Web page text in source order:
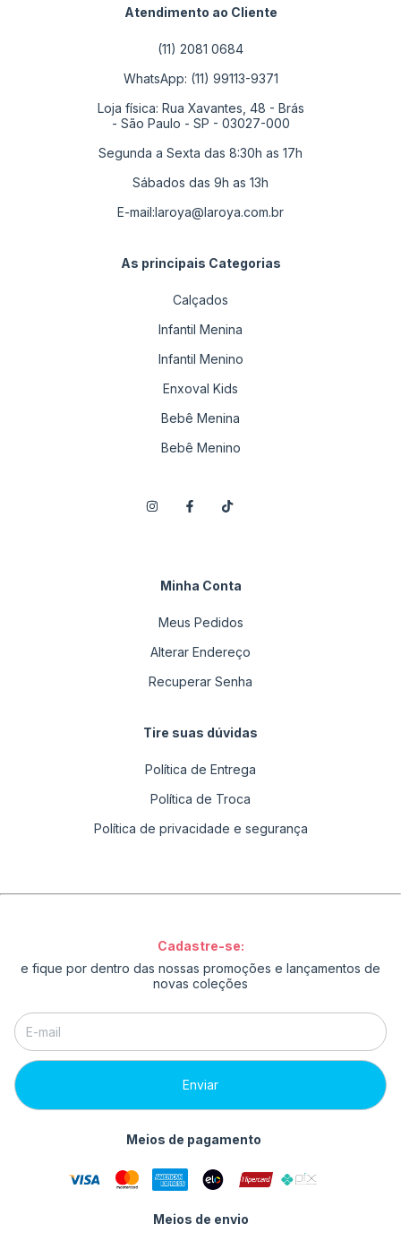
Atendimento ao Cliente
(11) 2081 0684
WhatsApp: (11) 99113-9371
Loja física: Rua Xavantes, 48 - Brás
- São Paulo - SP - 03027-000
Segunda a Sexta das 8:30h as 17h
Sábados das 9h as 13h
E-mail:laroya@laroya.com.br
As principais Categorias
Calçados
Infantil Menina
Infantil Menino
Enxoval Kids
Bebê Menina
Bebê Menino
Minha Conta
Meus Pedidos
Alterar Endereço
Recuperar Senha
Tire suas dúvidas
Política de Entrega
Política de Troca
Política de privacidade e segurança
Cadastre-se:
e fique por dentro das nossas promoções e lançamentos de
novas coleções
Meios de pagamento
Meios de envio